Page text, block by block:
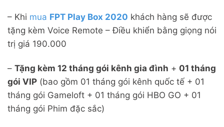
– Khi mua FPT Play Box 2020 khách hàng sẽ được
tặng kèm Voice Remote – Điều khiển bằng giọng nói
trị giá 190.000
– Tặng kèm 12 tháng gói kênh gia đình + 01 tháng
gói VIP (bao gồm 01 tháng gói kênh quốc tế + 01
tháng gói Gameloft + 01 tháng gói HBO GO + 01
tháng gói Phim đặc sắc)